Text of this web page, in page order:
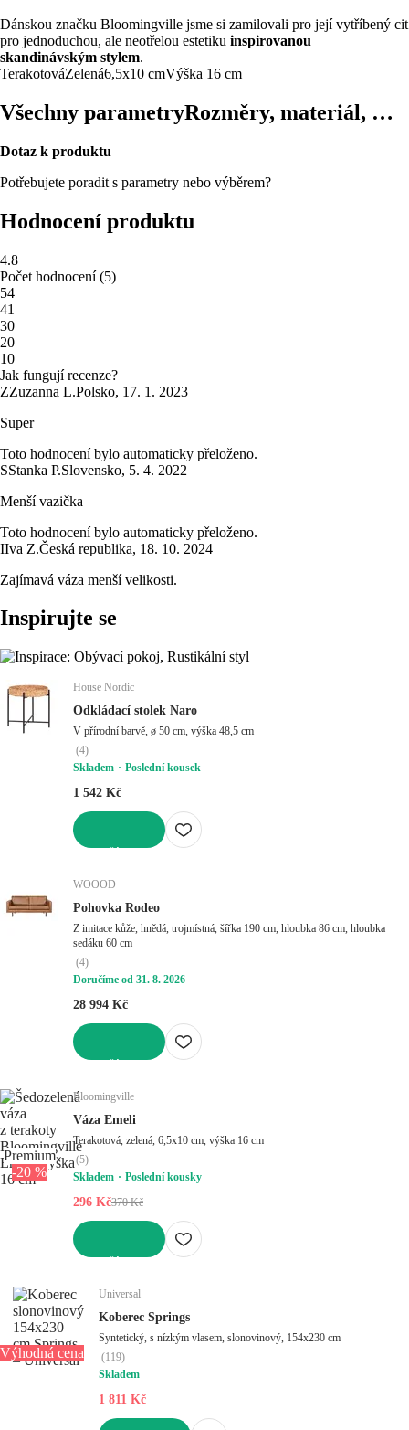
Dánskou značku Bloomingville jsme si zamilovali pro její vytříbený cit
pro jednoduchou, ale neotřelou estetiku inspirovanou
skandinávským stylem.
TerakotováZelená6,5x10 cmVýška 16 cm
Všechny parametryRozměry, materiál, …
Dotaz k produktu
Potřebujete poradit s parametry nebo výběrem?
Hodnocení produktu
4.8
Počet hodnocení(5)
54
41
30
20
10
Jak fungují recenze?
ZZuzanna L.Polsko, 17. 1. 2023
Super
Toto hodnocení bylo automaticky přeloženo.
SStanka P.Slovensko, 5. 4. 2022
Menší vazička
Toto hodnocení bylo automaticky přeloženo.
IIva Z.Česká republika, 18. 10. 2024
Zajímavá váza menší velikosti.
Inspirujte se
House Nordic
Odkládací stolek Naro
V přírodní barvě, ø 50 cm, výška 48,5 cm
(4)
Skladem
Poslední kousek
1 542 Kč
WOOOD
Pohovka Rodeo
Z imitace kůže, hnědá, trojmístná, šířka 190 cm, hloubka 86 cm, hloubka
sedáku 60 cm
(4)
Doručíme od 31. 8. 2026
28 994 Kč
Premium
-20 %
Bloomingville
Váza Emeli
Terakotová, zelená, 6,5x10 cm, výška 16 cm
(5)
Skladem
Poslední kousky
296 Kč370 Kč
Výhodná cena
Universal
Koberec Springs
Syntetický, s nízkým vlasem, slonovinový, 154x230 cm
(119)
Skladem
1 811 Kč